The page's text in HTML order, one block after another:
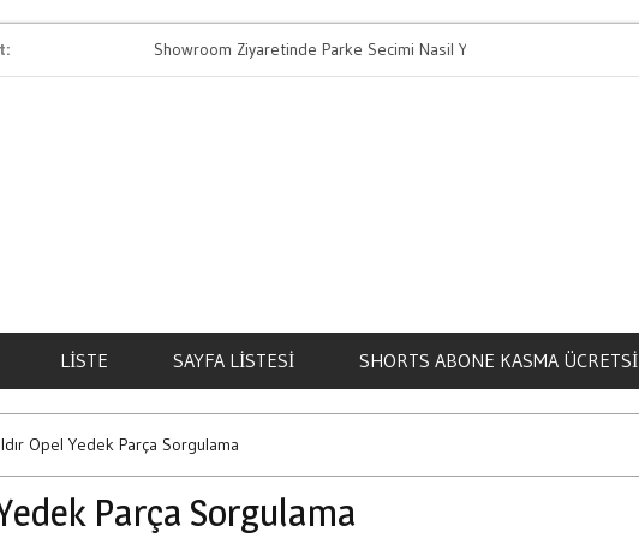
Showroom Ziyaretinde Parke Secimi Nasil Yapilir
LISTE SAYFA LISTESI SHORTS ABONE KASMA
Opel Yedek Parça Sorgulama
Parça Sorgulama